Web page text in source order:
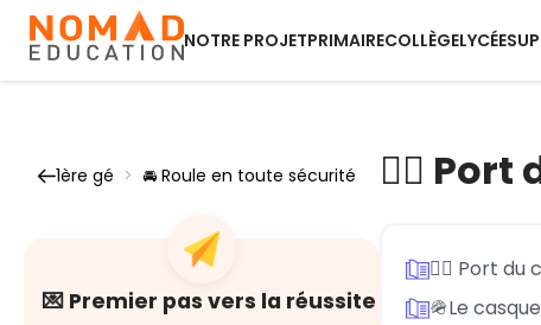
NOTRE PROJETPRIMAIRECOLLÈGELYCÉE
1ère gé > 🚘 Roule en toute sécurité
💌 Premier pas vers la réussite
🚴‍♂️
🚴‍♂️ Port
🪖Le